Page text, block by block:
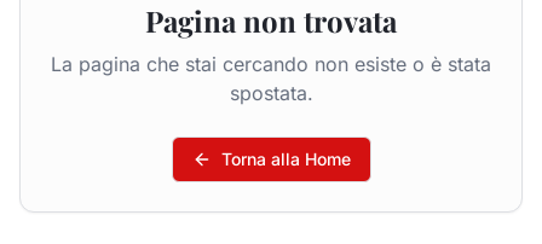
Pagina non trovata
La pagina che stai cercando non esiste o è stata
spostata.
Torna alla Home